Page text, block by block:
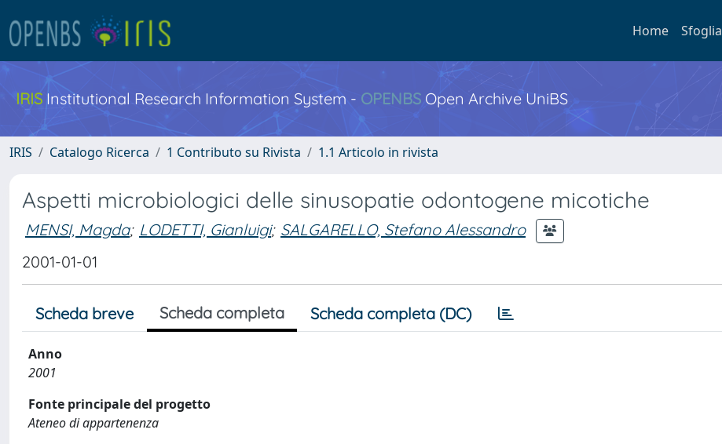
Home Sfoglia
IRIS Institutional Research Information System - OPENBS Open Archive UniBS
IRIS Catalogo Ricerca 1 Contributo su Rivista 1.1 Articolo in rivista
Aspetti microbiologici delle sinusopatie odontogene micotiche
MENSI, Magda; LODETTI, Gianluigi; SALGARELLO, Stefano Alessandro
2001-01-01
Scheda breve Scheda completa Scheda completa (DC)
Anno
2001
Fonte principale del progetto
Ateneo di appartenenza